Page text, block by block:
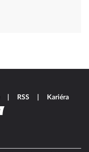
RSS Kariéra